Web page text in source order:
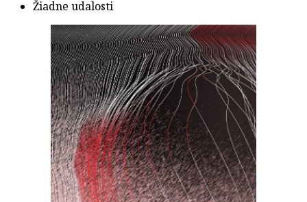
Žiadne udalosti